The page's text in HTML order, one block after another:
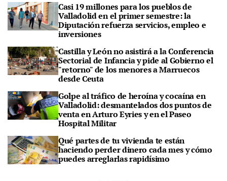
Casi 19 millones para los pueblos de
Valladolid en el primer semestre: la
Diputación refuerza servicios, empleo e
inversiones
Castilla y León no asistirá a la Conferencia
Sectorial de Infancia y pide al Gobierno el
"retorno" de los menores a Marruecos
desde Ceuta
Golpe al tráfico de heroína y cocaína en
Valladolid: desmantelados dos puntos de
venta en Arturo Eyries y en el Paseo
Hospital Militar
Qué partes de tu vivienda te están
haciendo perder dinero cada mes y cómo
puedes arreglarlas rapidísimo